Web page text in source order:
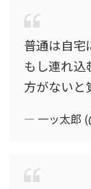
普通は自宅
もし連れ込
方がないと
— 一ッ太郎